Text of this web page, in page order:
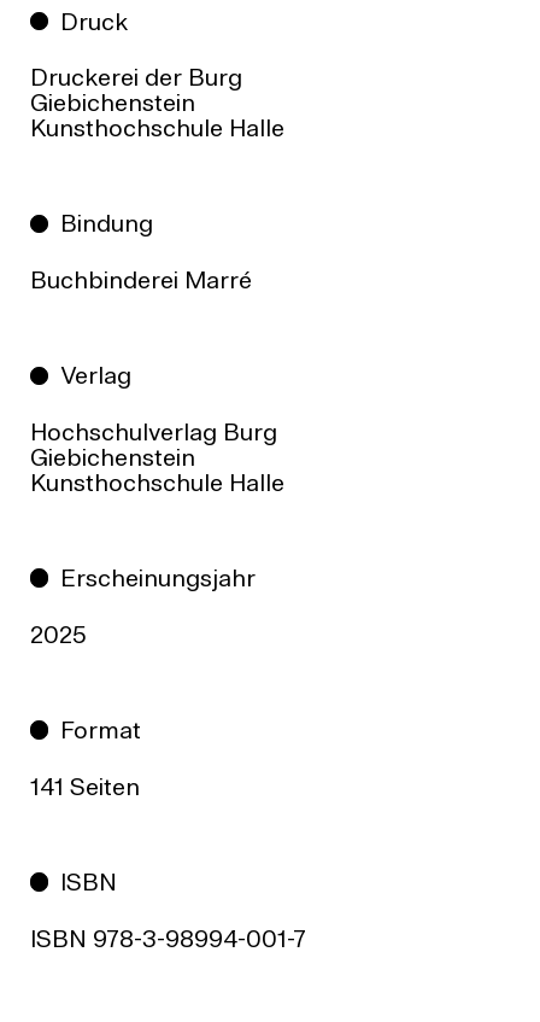
Druck
Druckerei der Burg
Giebichenstein
Kunsthochschule Halle
Bindung
Buchbinderei Marré
Verlag
Hochschulverlag Burg
Giebichenstein
Kunsthochschule Halle
Erscheinungsjahr
2025
Format
141 Seiten
ISBN
ISBN 978-3-98994-001-7